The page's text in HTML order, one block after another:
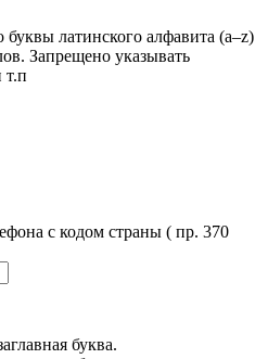
латинского алфавита (a–z)
Запрещено указывать
т.п
с кодом страны ( пр. 370
буква.